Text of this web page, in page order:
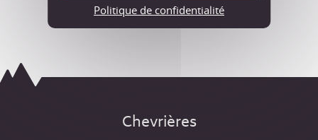
Chevrières
Politique de confidentialité